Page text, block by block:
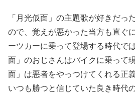
「月光仮面」の主題歌が好きだっ
ので、覚えが悪かった当方も直ぐ
ーツカーに乗って登場する時代で
面」のおじさんはバイクに乗って
面」は悪者をやっつけてくれる正
いつも勝つと信じていた良き時代